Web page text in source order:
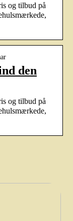
og tilbud på
den
og tilbud på